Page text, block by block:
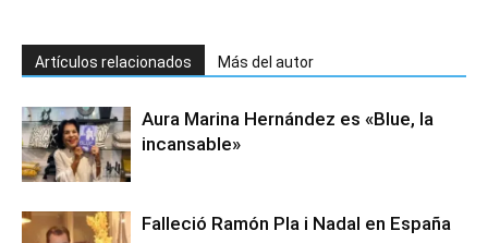
Artículos relacionados Más del autor
Aura Marina Hernández es «Blue, la
incansable»
Falleció Ramón Pla i Nadal en España